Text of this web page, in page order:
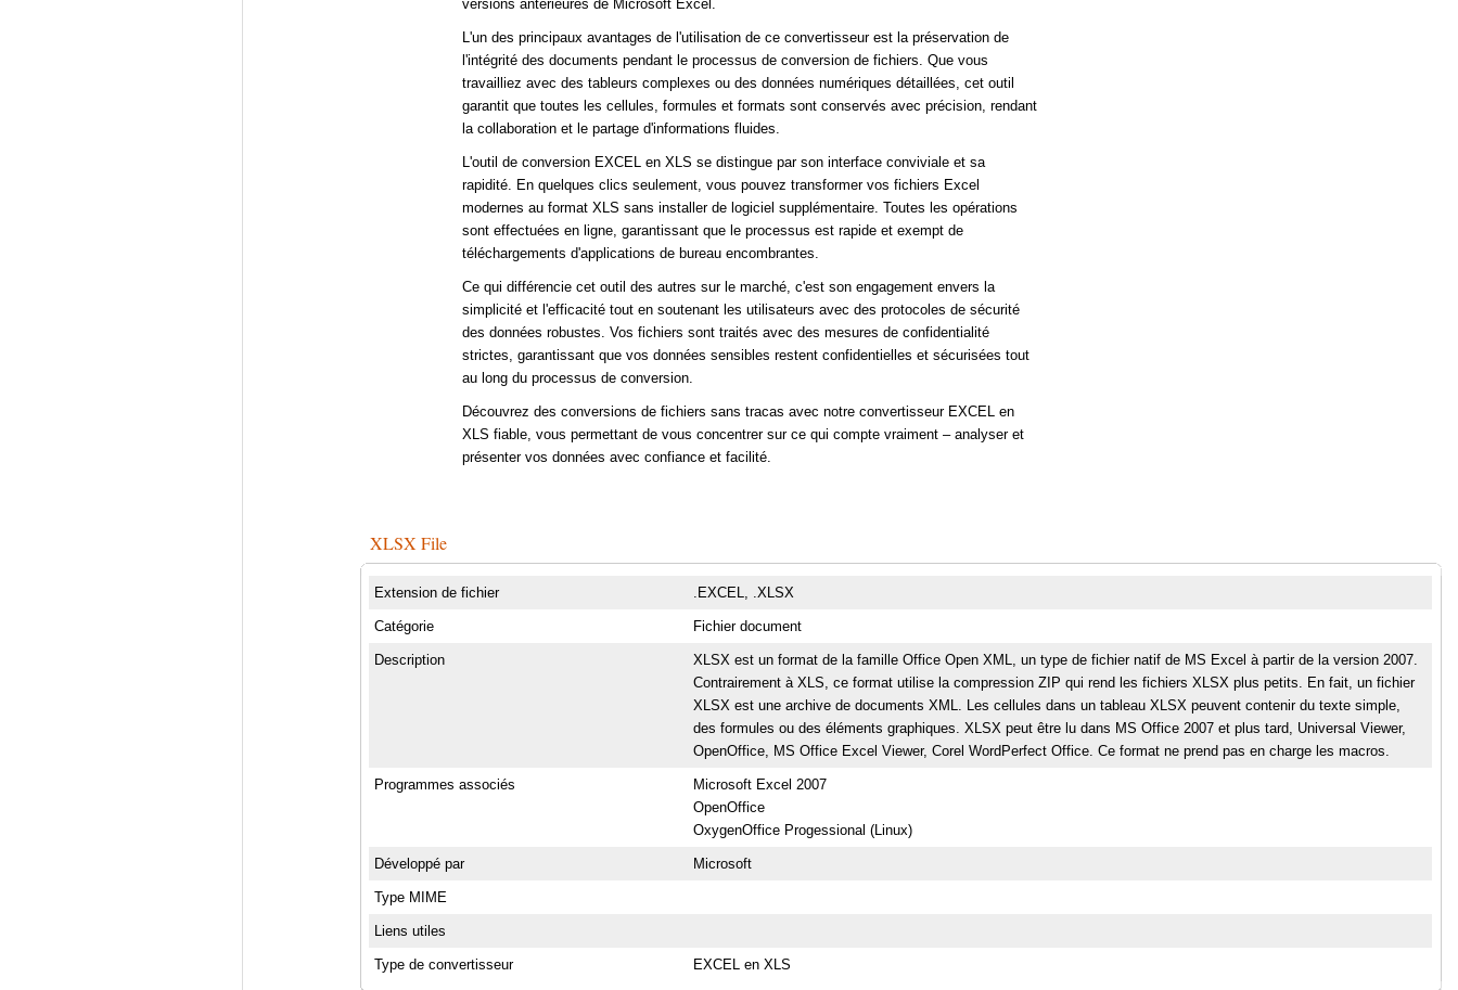
versions antérieures de Microsoft Excel.
L'un des principaux avantages de l'utilisation de ce convertisseur est la préservation de
l'intégrité des documents pendant le processus de conversion de fichiers. Que vous
travailliez avec des tableurs complexes ou des données numériques détaillées, cet outil
garantit que toutes les cellules, formules et formats sont conservés avec précision, rendant
la collaboration et le partage d'informations fluides.
L'outil de conversion EXCEL en XLS se distingue par son interface conviviale et sa
rapidité. En quelques clics seulement, vous pouvez transformer vos fichiers Excel
modernes au format XLS sans installer de logiciel supplémentaire. Toutes les opérations
sont effectuées en ligne, garantissant que le processus est rapide et exempt de
téléchargements d'applications de bureau encombrantes.
Ce qui différencie cet outil des autres sur le marché, c'est son engagement envers la
simplicité et l'efficacité tout en soutenant les utilisateurs avec des protocoles de sécurité
des données robustes. Vos fichiers sont traités avec des mesures de confidentialité
strictes, garantissant que vos données sensibles restent confidentielles et sécurisées tout
au long du processus de conversion.
Découvrez des conversions de fichiers sans tracas avec notre convertisseur EXCEL en
XLS fiable, vous permettant de vous concentrer sur ce qui compte vraiment – analyser et
présenter vos données avec confiance et facilité.
XLSX File
Extension de fichier .EXCEL, .XLSX
Catégorie Fichier document
Description
XLSX est un format de la famille Office Open XML, un type de fichier natif de MS Excel à partir de la version 2007.
Contrairement à XLS, ce format utilise la compression ZIP qui rend les fichiers XLSX plus petits. En fait, un fichier
XLSX est une archive de documents XML. Les cellules dans un tableau XLSX peuvent contenir du texte simple,
des formules ou des éléments graphiques. XLSX peut être lu dans MS Office 2007 et plus tard, Universal Viewer,
OpenOffice, MS Office Excel Viewer, Corel WordPerfect Office. Ce format ne prend pas en charge les macros.
Programmes associés
Microsoft Excel 2007
OpenOffice
OxygenOffice Progessional (Linux)
Développé par Microsoft
Type MIME
Liens utiles
Type de convertisseur EXCEL en XLS